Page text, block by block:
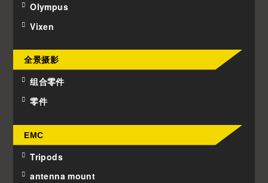
Olympus
Vixen
全景摄影
组合零件
零件
EMC
Tripods
antenna mount